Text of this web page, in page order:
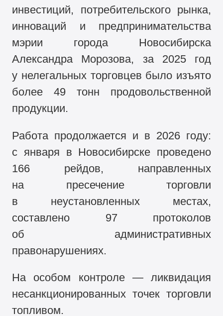
инвестиций, потребительского рынка,
инноваций и предпринимательства
мэрии города Новосибирска
Александра Морозова, за 2025 год
у нелегальных торговцев было изъято
более 49 тонн продовольственной
продукции.
Работа продолжается и в 2026 году:
с января в Новосибирске проведено
166 рейдов, направленных
на пресечение торговли
в неустановленных местах,
составлено 97 протоколов
об административных
правонарушениях.
На особом контроле — ликвидация
несанкционированных точек торговли
топливом.